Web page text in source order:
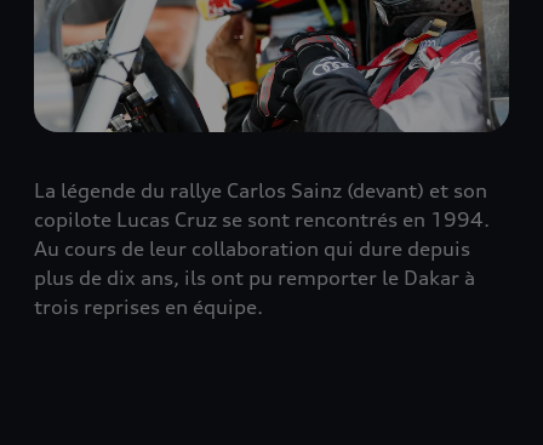
La légende du rallye Carlos Sainz (devant) et son
copilote Lucas Cruz se sont rencontrés en 1994.
Au cours de leur collaboration qui dure depuis
plus de dix ans, ils ont pu remporter le Dakar à
trois reprises en équipe.